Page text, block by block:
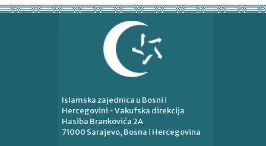
Islamska zajednica u Bosni i
Hercegovini - Vakufska direkcija
Hasiba Brankovića 2A
71000 Sarajevo, Bosna i Hercegovina